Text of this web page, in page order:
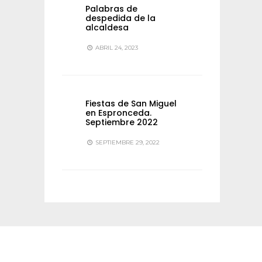
Palabras de
despedida de la
alcaldesa
ABRIL 24, 2023
Fiestas de San Miguel
en Espronceda.
Septiembre 2022
SEPTIEMBRE 29, 2022